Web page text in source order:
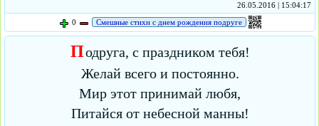
26.05.2016 | 15:04:17
0
Смешные стихи с днем рождения подруге
Подруга, с праздником тебя!
Желай всего и постоянно.
Мир этот принимай любя,
Питайся от небесной манны!